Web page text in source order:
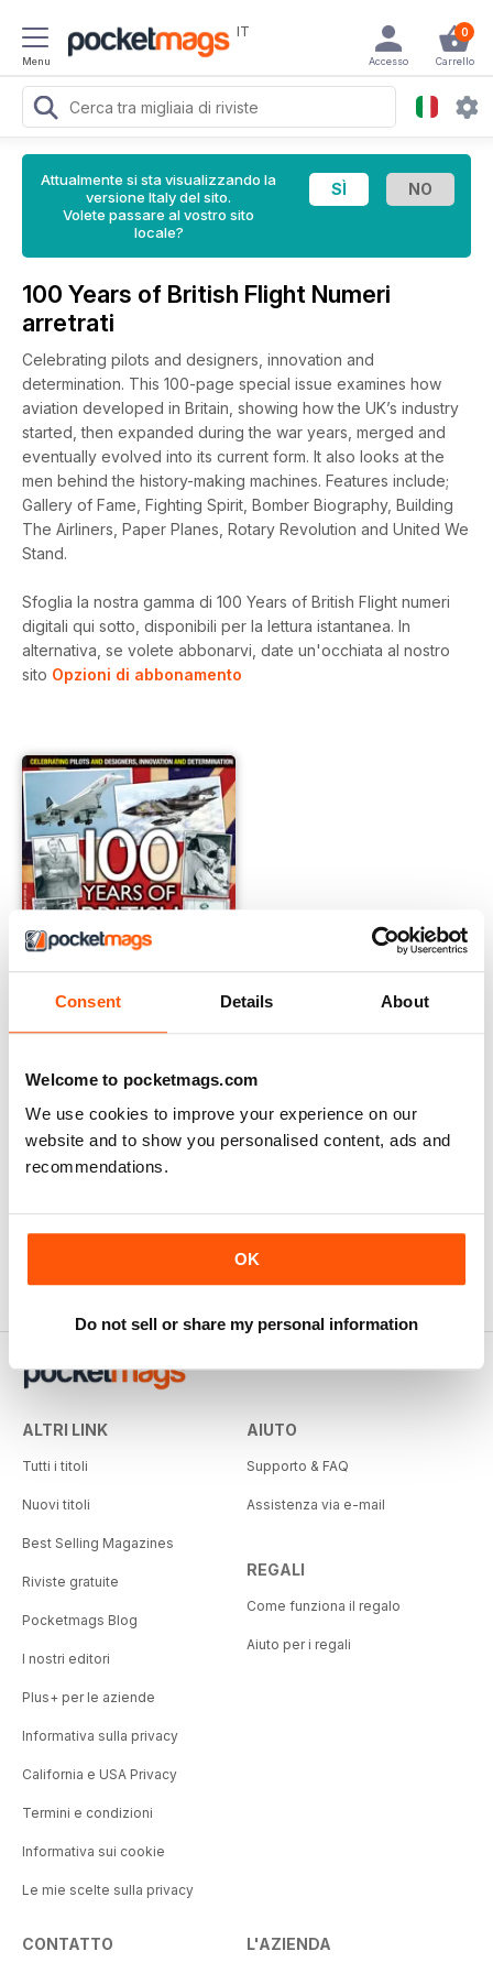
Consent Details About
Welcome to pocketmags.com
We use cookies to improve your experience on our
website and to show you personalised content, ads and
recommendations.
OK
Do not sell or share my personal information
Menu
IT 0
Carrello
Accesso
Attualmente si sta visualizzando la
versione Italy del sito.
Volete passare al vostro sito
locale?
100 Years of British Flight Numeri
arretrati
Celebrating pilots and designers, innovation and
determination. This 100-page special issue examines how
aviation developed in Britain, showing how the UK’s industry
started, then expanded during the war years, merged and
eventually evolved into its current form. It also looks at the
men behind the history-making machines. Features include;
Gallery of Fame, Fighting Spirit, Bomber Biography, Building
The Airliners, Paper Planes, Rotary Revolution and United We
Stand.
Sfoglia la nostra gamma di 100 Years of British Flight numeri
digitali qui sotto, disponibili per la lettura istantanea. In
alternativa, se volete abbonarvi, date un'occhiata al nostro
sito Opzioni di abbonamento
100 Years of British Flight
ALTRI LINK
Tutti i titoli
Nuovi titoli
Best Selling Magazines
Riviste gratuite
Pocketmags Blog
I nostri editori
Plus+ per le aziende
Informativa sulla privacy
California e USA Privacy
Termini e condizioni
Informativa sui cookie
Le mie scelte sulla privacy
AIUTO
Supporto & FAQ
Assistenza via e-mail
REGALI
Come funziona il regalo
Aiuto per i regali
CONTATTO L'AZIENDA